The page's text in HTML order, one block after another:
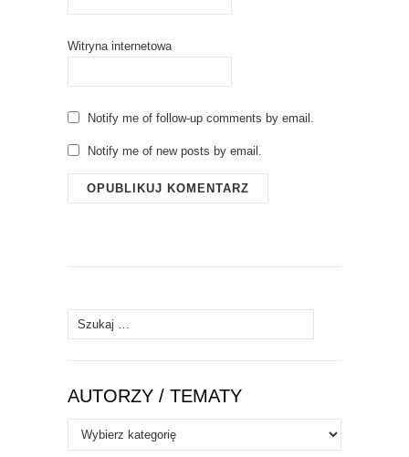
Witryna internetowa
Notify me of follow-up comments by email.
Notify me of new posts by email.
Szukaj:
AUTORZY / TEMATY
Autorzy
/